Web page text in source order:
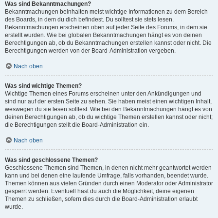
Was sind Bekanntmachungen?
Bekanntmachungen beinhalten meist wichtige Informationen zu dem Bereich
des Boards, in dem du dich befindest. Du solltest sie stets lesen.
Bekanntmachungen erscheinen oben auf jeder Seite des Forums, in dem sie
erstellt wurden. Wie bei globalen Bekanntmachungen hängt es von deinen
Berechtigungen ab, ob du Bekanntmachungen erstellen kannst oder nicht. Die
Berechtigungen werden von der Board-Administration vergeben.
Nach oben
Was sind wichtige Themen?
Wichtige Themen eines Forums erscheinen unter den Ankündigungen und
sind nur auf der ersten Seite zu sehen. Sie haben meist einen wichtigen Inhalt,
weswegen du sie lesen solltest. Wie bei den Bekanntmachungen hängt es von
deinen Berechtigungen ab, ob du wichtige Themen erstellen kannst oder nicht;
die Berechtigungen stellt die Board-Administration ein.
Nach oben
Was sind geschlossene Themen?
Geschlossene Themen sind Themen, in denen nicht mehr geantwortet werden
kann und bei denen eine laufende Umfrage, falls vorhanden, beendet wurde.
Themen können aus vielen Gründen durch einen Moderator oder Administrator
gesperrt werden. Eventuell hast du auch die Möglichkeit, deine eigenen
Themen zu schließen, sofern dies durch die Board-Administration erlaubt
wurde.